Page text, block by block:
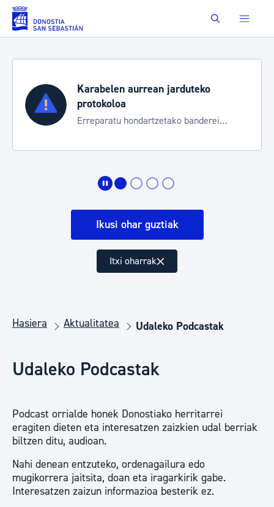
Eduki nagusira joan Buscar
Karabelen aurrean jarduteko
protokoloa
Erreparatu hondartzetako banderei
Ikusi ohar guztiak
Itxi oharrak
Hasiera Aktualitatea Udaleko Podcastak
Udaleko Podcastak
Podcast orrialde honek Donostiako herritarrei
eragiten dieten eta interesatzen zaizkien udal berriak
biltzen ditu, audioan.
Nahi denean entzuteko, ordenagailura edo
mugikorrera jaitsita, doan eta iragarkirik gabe.
Interesatzen zaizun informazioa besterik ez.